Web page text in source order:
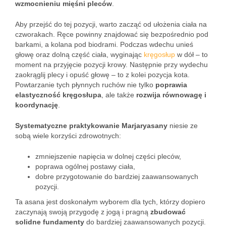
wzmocnieniu mięśni pleców
Aby przejść do tej pozycji, warto zacząć od ułożenia ciała na
czworakach. Ręce powinny znajdować się bezpośrednio pod
barkami, a kolana pod biodrami. Podczas wdechu unieś
głowę oraz dolną część ciała, wyginając kręgosłup w dół – to
moment na przyjęcie pozycji krowy. Następnie przy wydechu
zaokrąglij plecy i opuść głowę – to z kolei pozycja kota.
Powtarzanie tych płynnych ruchów nie tylko poprawia
elastyczność kręgosłupa , ale także rozwija równowagę i
koordynację
Systematyczne praktykowanie Marjaryasany niesie ze
sobą wiele korzyści zdrowotnych:
zmniejszenie napięcia w dolnej części pleców,
poprawa ogólnej postawy ciała,
dobre przygotowanie do bardziej zaawansowanych
pozycji.
Ta asana jest doskonałym wyborem dla tych, którzy dopiero
zaczynają swoją przygodę z jogą i pragną zbudować
solidne fundamenty do bardziej zaawansowanych pozycji.